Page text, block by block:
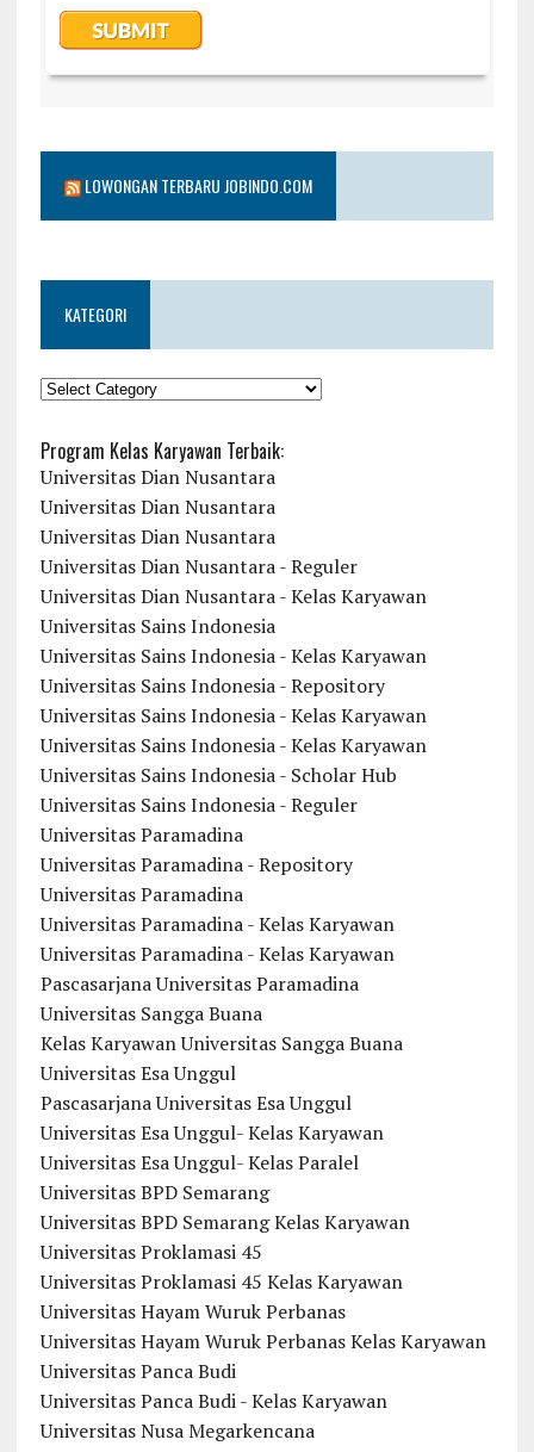
LOWONGAN TERBARU JOBINDO.COM
KATEGORI
KATEGORI
Program Kelas Karyawan Terbaik:
Universitas Dian Nusantara
Universitas Dian Nusantara
Universitas Dian Nusantara
Universitas Dian Nusantara - Reguler
Universitas Dian Nusantara - Kelas Karyawan
Universitas Sains Indonesia
Universitas Sains Indonesia - Kelas Karyawan
Universitas Sains Indonesia - Repository
Universitas Sains Indonesia - Kelas Karyawan
Universitas Sains Indonesia - Kelas Karyawan
Universitas Sains Indonesia - Scholar Hub
Universitas Sains Indonesia - Reguler
Universitas Paramadina
Universitas Paramadina - Repository
Universitas Paramadina
Universitas Paramadina - Kelas Karyawan
Universitas Paramadina - Kelas Karyawan
Pascasarjana Universitas Paramadina
Universitas Sangga Buana
Kelas Karyawan Universitas Sangga Buana
Universitas Esa Unggul
Pascasarjana Universitas Esa Unggul
Universitas Esa Unggul- Kelas Karyawan
Universitas Esa Unggul- Kelas Paralel
Universitas BPD Semarang
Universitas BPD Semarang Kelas Karyawan
Universitas Proklamasi 45
Universitas Proklamasi 45 Kelas Karyawan
Universitas Hayam Wuruk Perbanas
Universitas Hayam Wuruk Perbanas Kelas Karyawan
Universitas Panca Budi
Universitas Panca Budi - Kelas Karyawan
Universitas Nusa Megarkencana